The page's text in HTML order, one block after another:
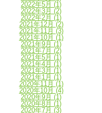
2022年5月 (1)
2022年3月 (2)
2022年2月 (1)
2021年12月 (2)
2021年11月 (3)
2021年10月 (1)
2021年9月 (1)
2021年7月 (2)
2021年5月 (1)
2021年4月 (1)
2021年3月 (1)
2021年1月 (1)
2020年11月 (1)
2020年10月 (4)
2020年9月 (1)
2020年8月 (1)
2020年7月 (3)